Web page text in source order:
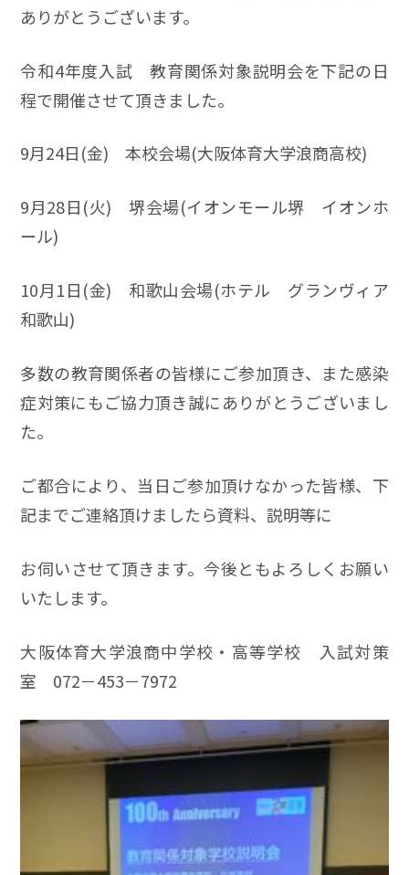
ありがとうございます。
令和4年度入試 教育関係対象説明会を下記の日
程で開催させて頂きました。
9月24日(金) 本校会場(大阪体育大学浪商高校)
9月28日(火) 堺会場(イオンモール堺 イオンホ
ール)
10月1日(金) 和歌山会場(ホテル グランヴィア
和歌山)
多数の教育関係者の皆様にご参加頂き、また感染
症対策にもご協力頂き誠にありがとうございまし
た。
ご都合により、当日ご参加頂けなかった皆様、下
記までご連絡頂けましたら資料、説明等に
お伺いさせて頂きます。今後ともよろしくお願い
いたします。
大阪体育大学浪商中学校・高等学校 入試対策
室 072－453－7972